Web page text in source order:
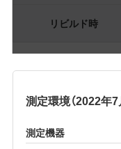
リビルド時
測定環境（2022年7
測定機器